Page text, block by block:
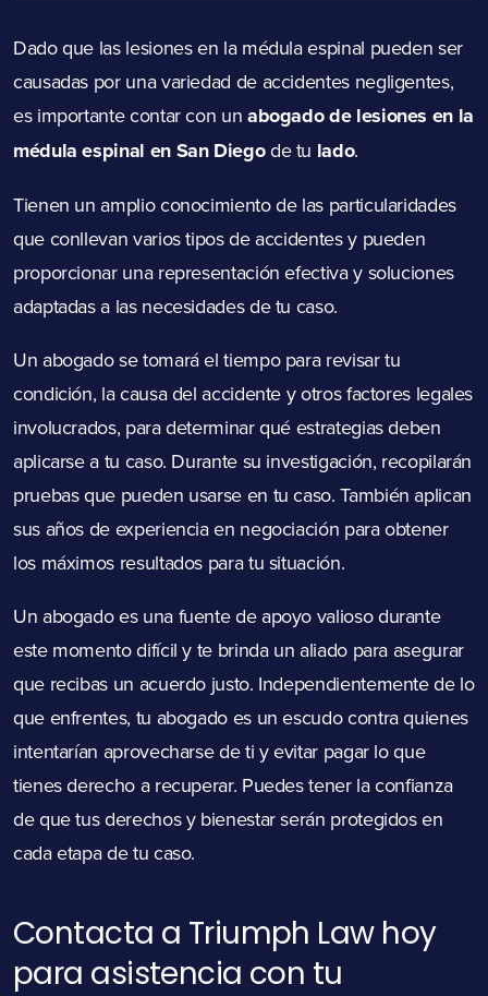
Dado que las lesiones en la médula espinal pueden ser
causadas por una variedad de accidentes negligentes,
es importante contar con un abogado de lesiones en la
médula espinal en San Diegode tu lado.
Tienen un amplio conocimiento de las particularidades
que conllevan varios tipos de accidentes y pueden
proporcionar una representación efectiva y soluciones
adaptadas a las necesidades de tu caso.
Un abogado se tomará el tiempo para revisar tu
condición, la causa del accidente y otros factores legales
involucrados, para determinar qué estrategias deben
aplicarse a tu caso. Durante su investigación, recopilarán
pruebas que pueden usarse en tu caso. También aplican
sus años de experiencia en negociación para obtener
los máximos resultados para tu situación.
Un abogado es una fuente de apoyo valioso durante
este momento difícil y te brinda un aliado para asegurar
que recibas un acuerdo justo. Independientemente de lo
que enfrentes, tu abogado es un escudo contra quienes
intentarían aprovecharse de ti y evitar pagar lo que
tienes derecho a recuperar. Puedes tener la confianza
de que tus derechos y bienestar serán protegidos en
cada etapa de tu caso.
Contacta a Triumph Law hoy
para asistencia con tu